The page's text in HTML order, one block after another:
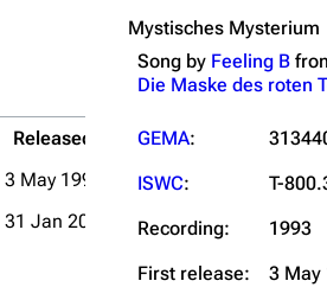
Information
Discography
Merchandise
Mystisches Mysterium
Song by Feeling B
Die Maske des roten
GEMA:
ISWC:
T-
Recording:
1993
First release:
3 May
Released
Notes
3 May 1993
31 Jan 2025 2021 Remaster.